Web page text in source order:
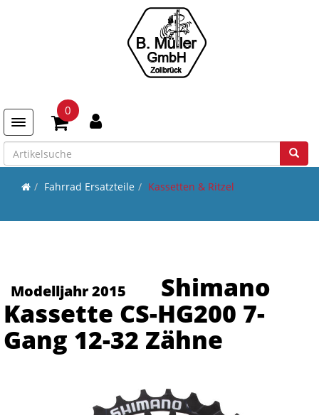
Toggle navigation
0
Fahrrad Ersatzteile Kassetten & Ritzel
Modelljahr 2015
Shimano
Kassette CS-HG200 7-
Gang 12-32 Zähne